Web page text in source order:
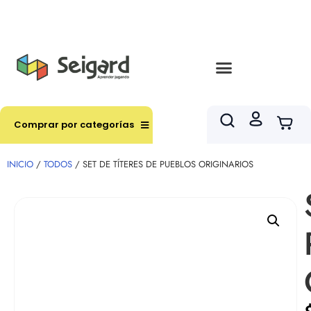
Comprar por categorías
INICIO / TODOS / SET DE TÍTERES DE PUEBLOS ORIGINARIOS